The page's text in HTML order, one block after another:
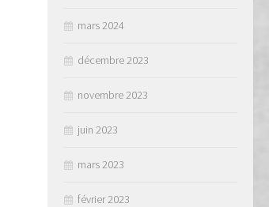
mars 2024
décembre 2023
novembre 2023
juin 2023
mars 2023
février 2023